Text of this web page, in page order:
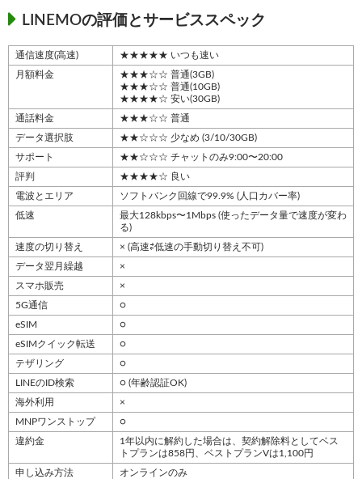
LINEMOの評価とサービススペック
通信速度(高速)
★★★★★ いつも速い
月額料金
★★★☆☆ 普通(3GB)
★★★☆☆ 普通(10GB)
★★★★☆ 安い(30GB)
通話料金
★★★☆☆ 普通
データ選択肢
★★☆☆☆ 少なめ (3/10/30GB)
サポート
★★☆☆☆ チャットのみ9:00〜20:00
評判
★★★★☆ 良い
電波とエリア
ソフトバンク回線で99.9% (人口カバー率)
低速
最大128kbps〜1Mbps (使ったデータ量で速度が変わ
る)
速度の切り替え
× (高速⇄低速の手動切り替え不可)
データ翌月繰越
×
スマホ販売
×
5G通信
○
eSIM
○
eSIMクイック転送
○
テザリング
○
LINEのID検索
○ (年齢認証OK)
海外利用
×
MNPワンストップ
○
違約金
1年以内に解約した場合は、契約解除料としてベス
トプランは858円、ベストプランVは1,100円
申し込み方法
オンラインのみ